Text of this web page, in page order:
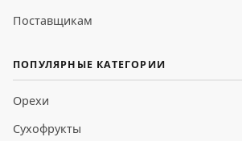
Поставщикам
ПОПУЛЯРНЫЕ КАТЕГОРИИ
Орехи
Сухофрукты